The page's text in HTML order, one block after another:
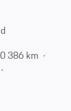
386 km